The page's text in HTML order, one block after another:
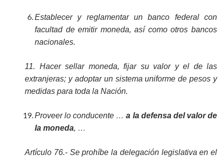
Establecer y reglamentar un banco federal con
facultad de emitir moneda, así como otros bancos
nacionales.
11. Hacer sellar moneda, fijar su valor y el de las
extranjeras; y adoptar un sistema uniforme de pesos y
medidas para toda la Nación.
Proveer lo conducente …a la defensa del valor de
la moneda, …
Artículo 76.- Se prohíbe la delegación legislativa en el